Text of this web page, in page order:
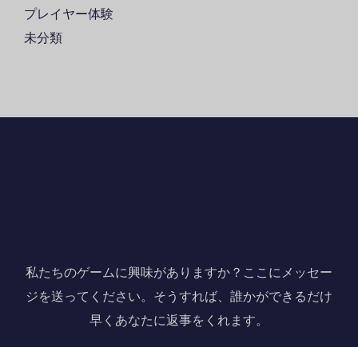
プレイヤー体験
未分類
私たちのゲームに興味がありますか？ここにメッセー
ジを送ってください。そうすれば、誰かができるだけ
早くあなたに返事をくれます。